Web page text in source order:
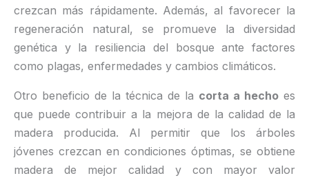
crezcan más rápidamente. Además, al favorecer la
regeneración natural, se promueve la diversidad
genética y la resiliencia del bosque ante factores
como plagas, enfermedades y cambios climáticos.
Otro beneficio de la técnica de la corta a hecho es
que puede contribuir a la mejora de la calidad de la
madera producida. Al permitir que los árboles
jóvenes crezcan en condiciones óptimas, se obtiene
madera de mejor calidad y con mayor valor